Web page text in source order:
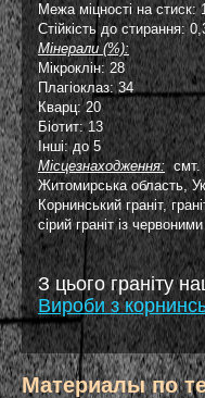
Межа міцності на стиск:
Стійкість до стирання:
Мінерали (%):
Мікроклін: 28
Плагіоклаз: 34
Кварц: 20
Біотит: 13
Інші: до 5
Місцезнаходження:смт.
Житомирська
Корнинський граніт,
сірий граніт із
З цього граніту
Вироби з
Материалы по